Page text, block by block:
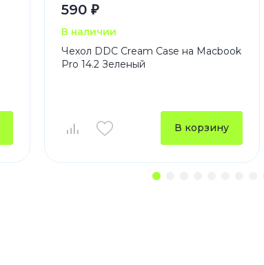
590 ₽
В наличии
Чехол DDC Cream Case на Macbook
Pro 14.2 Зеленый
В корзину